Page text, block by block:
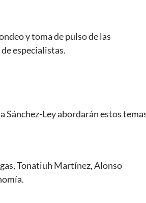
y toma de pulso de las
especialistas.
Sánchez-Ley abordarán estos
Tonatiuh Martínez, Alonso